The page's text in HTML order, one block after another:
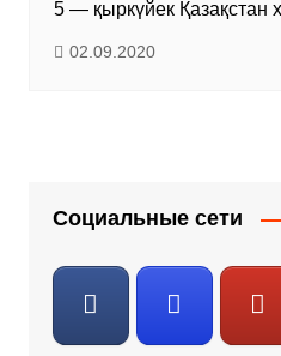
5 — қыркүйек Қазақстан
02.09.2020
Социальные сети